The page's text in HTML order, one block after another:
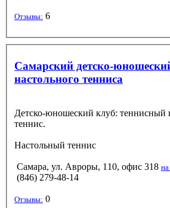
Отзывы: 6
Самарский детско-
настольного тенниса
Детско-юношеский клуб: теннисный
теннис.
Настольный теннис
Самара, ул. Авроры, 110, офис 318 на
(846) 279-48-14
Отзывы: 0